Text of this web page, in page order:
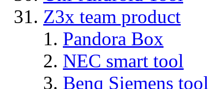
Z3x team product
Pandora Box
NEC smart tool
Benq Siemens tool